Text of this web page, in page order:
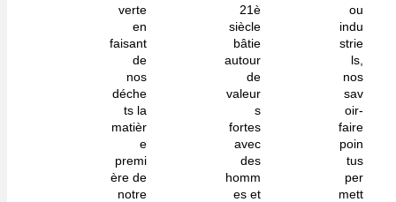
verte
en
faisant
de
nos
déche
ts la
matièr
e
premi
ère de
notre
21è
siècle
bâtie
autour
de
valeur
s
fortes
avec
des
homm
es et
ou
indu
strie
ls,
nos
sav
oir-
faire
poin
tus
per
mett